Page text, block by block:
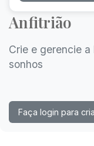
Anfitrião
Crie e gerencie
sonhos
Faça login para